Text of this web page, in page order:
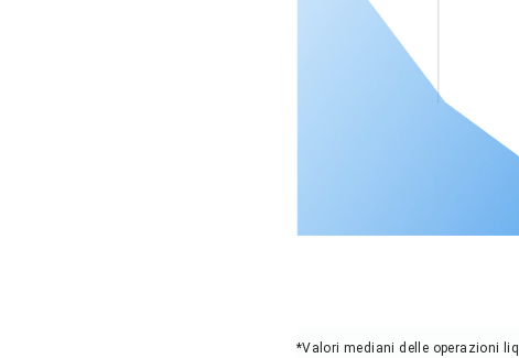
*Valori mediani delle operazioni